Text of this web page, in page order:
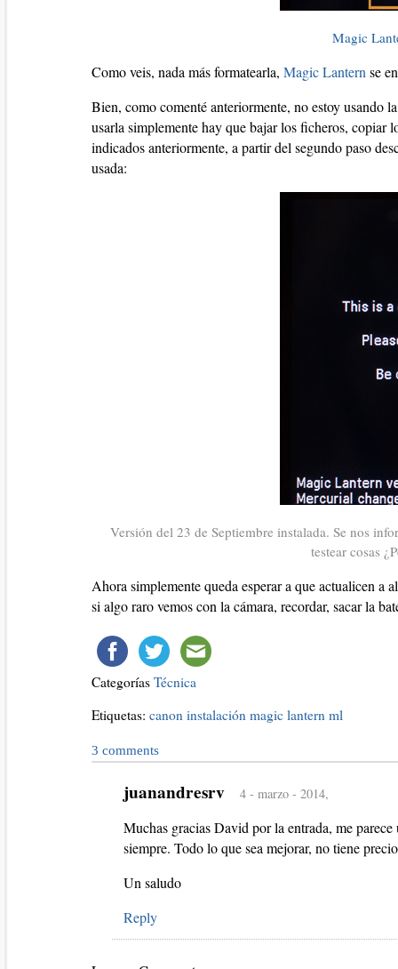
Magic
Como veis, nada más formatearla, Magic Lantern se
Bien, como comenté anteriormente, no estoy usando
usarla simplemente hay que bajar los ficheros, copiar
indicados anteriormente, a partir del segundo paso
usada:
Versión del 23 de Septiembre instalada. Se nos
testear cosas
Ahora simplemente queda esperar a que actualicen a
si algo raro vemos con la cámara, recordar, sacar la
Categorías Técnica
Etiquetas: canon instalación magic lantern ml
3 comments
juanandresrv 4 - marzo - 2014,
Muchas gracias David por la entrada, me
siempre. Todo lo que sea mejorar, no tiene
Un saludo
Reply